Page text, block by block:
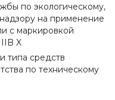
по экологическому,
на применение
с маркировкой
X
типа средств
по техническому